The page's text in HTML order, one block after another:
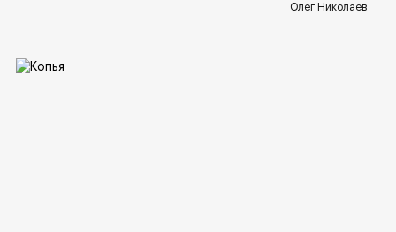
Олег Николаев